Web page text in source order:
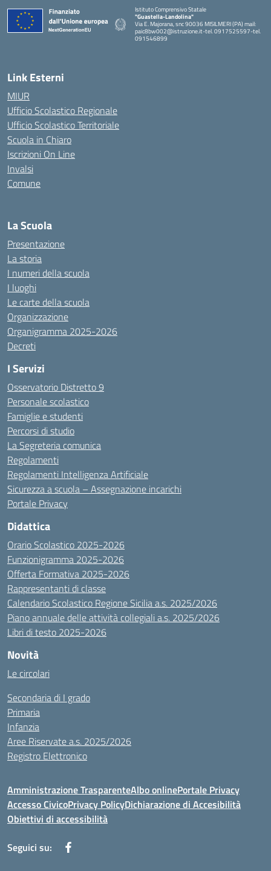
Istituto Comprensivo Statale
"Guastella-Landolina"
Via E. Majorana, snc 90036 MISILMERI (PA) mail:
paic8bw002@istruzione.it-tel. 0917525597-tel.
091546899
Link Esterni
MIUR
Ufficio Scolastico Regionale
Ufficio Scolastico Territoriale
Scuola in Chiaro
Iscrizioni On Line
Invalsi
Comune
La Scuola
Presentazione
La storia
I numeri della scuola
I luoghi
Le carte della scuola
Organizzazione
Organigramma 2025-2026
Decreti
I Servizi
Osservatorio Distretto 9
Personale scolastico
Famiglie e studenti
Percorsi di studio
La Segreteria comunica
Regolamenti
Regolamenti Intelligenza Artificiale
Sicurezza a scuola – Assegnazione incarichi
Portale Privacy
Didattica
Orario Scolastico 2025-2026
Funzionigramma 2025-2026
Offerta Formativa 2025-2026
Rappresentanti di classe
Calendario Scolastico Regione Sicilia a.s. 2025/2026
Piano annuale delle attività collegiali a.s. 2025/2026
Libri di testo 2025-2026
Novità
Le circolari
Secondaria di I grado
Primaria
Infanzia
Aree Riservate a.s. 2025/2026
Registro Elettronico
Amministrazione TrasparenteAlbo onlinePortale Privacy
Accesso CivicoPrivacy PolicyDichiarazione di Accesibilità
Obiettivi di accessibilità
Seguici su: